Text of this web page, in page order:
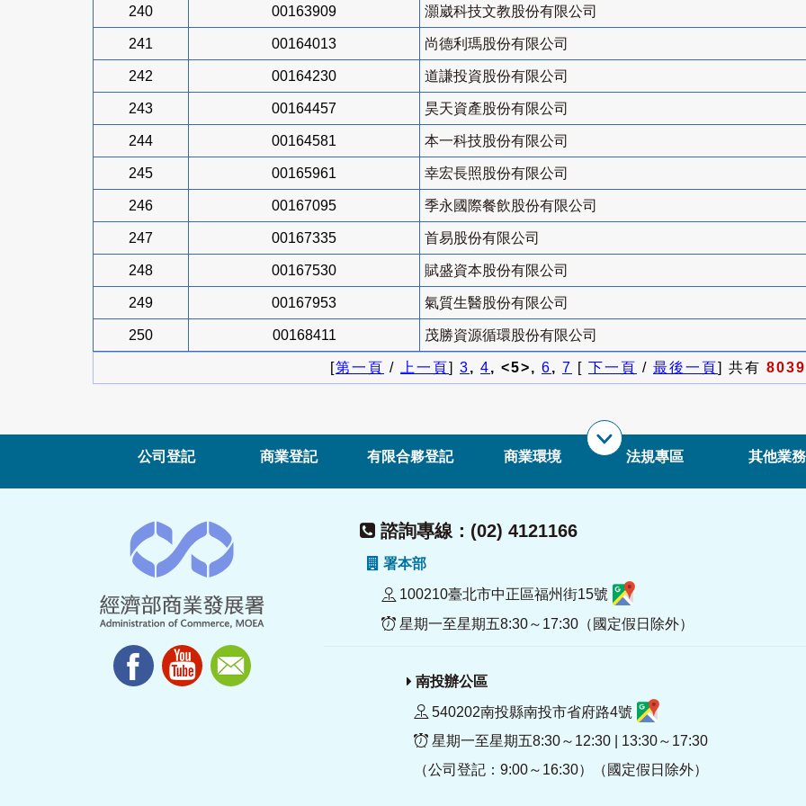
240 00163909 灝崴科技文教股份有限公司
241 00164013 尚德利瑪股份有限公司
242 00164230 道謙投資股份有限公司
243 00164457 昊天資產股份有限公司
244 00164581 本一科技股份有限公司
245 00165961 幸宏長照股份有限公司
246 00167095 季永國際餐飲股份有限公司
247 00167335 首易股份有限公司
248 00167530 賦盛資本股份有限公司
249 00167953 氣質生醫股份有限公司
250 00168411 茂勝資源循環股份有限公司
[第一頁 / 上一頁] 3, 4, <5>, 6, 7 [ 下一頁 / 最後一頁] 共有 8039
公司登記 商業登記 有限合夥登記 商業環境 法規專區 其他業務
諮詢專線：(02) 4121166
署本部
100210臺北市中正區福州街15號
星期一至星期五8:30～17:30（國定假日除外）
南投辦公區
540202南投縣南投市省府路4號
星期一至星期五8:30～12:30 | 13:30～17:30
（公司登記：9:00～16:30）（國定假日除外）